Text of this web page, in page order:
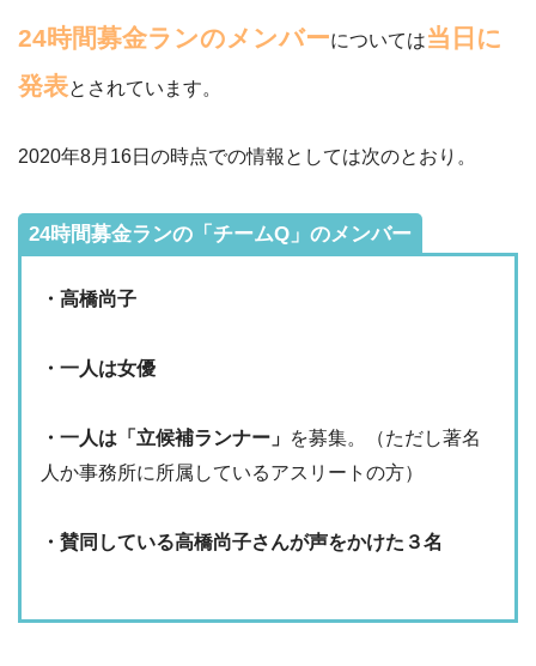
24時間募金ランのメンバーについては当日に
発表とされています。
2020年8月16日の時点での情報としては次のとおり。
24時間募金ランの「チームQ」のメンバー
・高橋尚子
・一人は女優
・一人は「立候補ランナー」 を募集。（ただし著名
人か事務所に所属しているアスリートの方）
・賛同している高橋尚子さんが声をかけた３名